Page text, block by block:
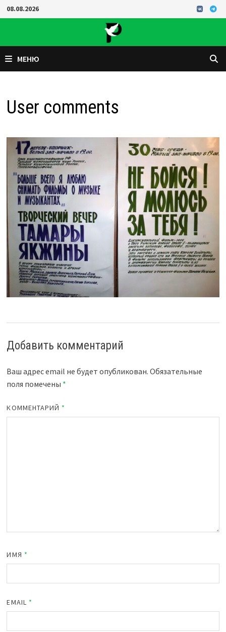
Перейти
к
08.08.2026
МЕНЮ
User comments
Добавить комментарий
Ваш адрес email не будет опубликован. Обязательные
поля помечены *
КОММЕНТАРИЙ *
ИМЯ *
EMAIL *